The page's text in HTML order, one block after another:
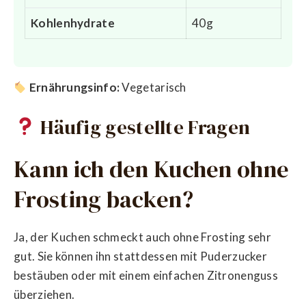
Kohlenhydrate 40g
Ernährungsinfo:Vegetarisch
Häufig gestellte Fragen
Kann ich den Kuchen ohne
Frosting backen?
Ja, der Kuchen schmeckt auch ohne Frosting sehr
gut. Sie können ihn stattdessen mit Puderzucker
bestäuben oder mit einem einfachen Zitronenguss
überziehen.